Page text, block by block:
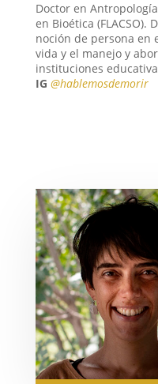
Doctor en
en Bioética (FLACSO).
noción de persona en
vida y el manejo y
instituciones
IG @hablemosdemorir